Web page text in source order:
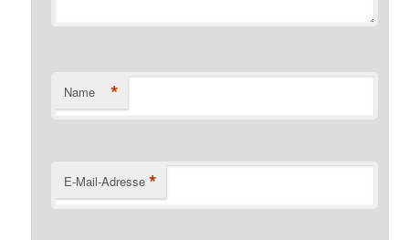
Name *
E-Mail-Adresse *